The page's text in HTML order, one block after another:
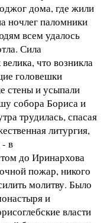
дома, где жили
ночлег паломники
всем удалось
Сила
что возникла
головешки
стены и усыпали
собора Бориса и
трудилась, спасая
литургия,
в
до Иринархова
пожар, никого
молитву. Было
и
власти